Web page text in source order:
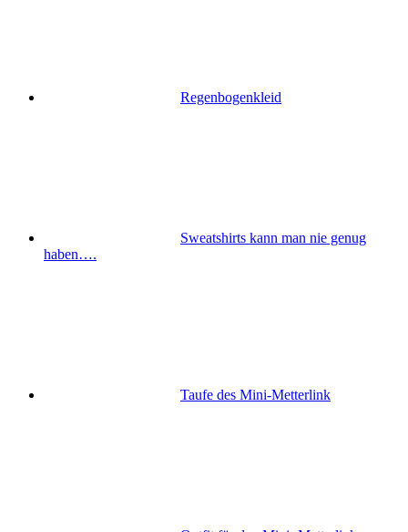
Regenbogenkleid
Sweatshirts kann man nie genug
haben….
Taufe des Mini-Metterlink